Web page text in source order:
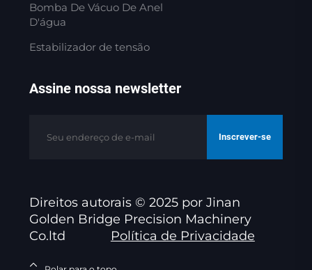
Bomba De Vácuo De Anel
D'água
Estabilizador de tensão
Assine nossa newsletter
Inscrever-se
Direitos autorais © 2025 por Jinan
Golden Bridge Precision Machinery
Co.ltd
Política de Privacidade